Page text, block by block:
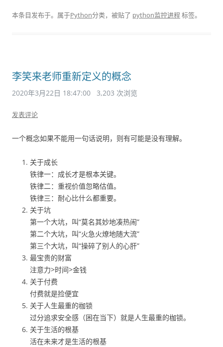
本条目发布于。属于Python分类，被贴了 python监控进程标签。
李笑来老师重新定义的概念
2020年3月22日 18:47:00 3,203 次浏览
发表评论
一个概念如果不能用一句话说明，则有可能是没有理解。
关于成长
铁律一：成长才是根本关键。
铁律二：重视价值忽略估值。
铁律三：耐心比什么都重要。
关于坑
第一个大坑，叫“莫名其妙地凑热闹”
第二个大坑，叫“火急火燎地随大流”
第三个大坑，叫“操碎了别人的心肝”
最宝贵的财富
注意力>时间>金钱
关于付费
付费就是捡便宜
关于人生最重的枷锁
过分追求安全感（困在当下）就是人生最重的枷锁。
关于生活的根基
活在未来才是生活的根基